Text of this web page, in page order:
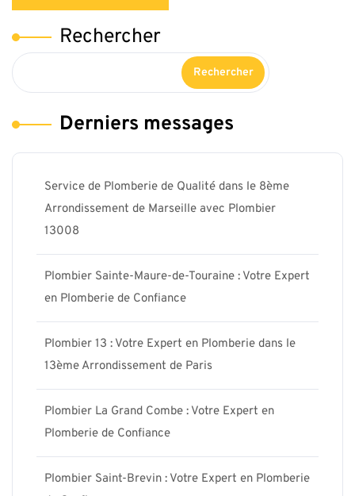
Rechercher
Rechercher
Derniers messages
Service de Plomberie de Qualité dans le 8ème
Arrondissement de Marseille avec Plombier
13008
Plombier Sainte-Maure-de-Touraine : Votre Expert
en Plomberie de Confiance
Plombier 13 : Votre Expert en Plomberie dans le
13ème Arrondissement de Paris
Plombier La Grand Combe : Votre Expert en
Plomberie de Confiance
Plombier Saint-Brevin : Votre Expert en Plomberie